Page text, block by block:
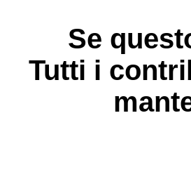
Se
Tutti i